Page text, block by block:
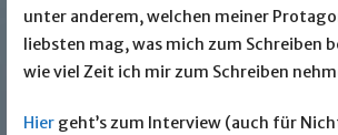
unter anderem, welchen meiner
liebsten mag, was mich zum Schreiben
wie viel Zeit ich mir zum Schreiben
Hier geht’s zum Interview (auch für